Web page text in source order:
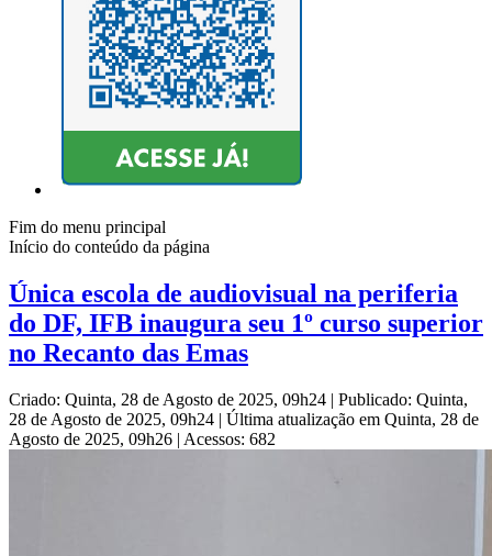
Fim do menu principal
Início do conteúdo da página
Única escola de audiovisual na periferia
do DF, IFB inaugura seu 1º curso superior
no Recanto das Emas
Criado: Quinta, 28 de Agosto de 2025, 09h24 | Publicado: Quinta,
28 de Agosto de 2025, 09h24 | Última atualização em Quinta, 28 de
Agosto de 2025, 09h26 | Acessos: 682